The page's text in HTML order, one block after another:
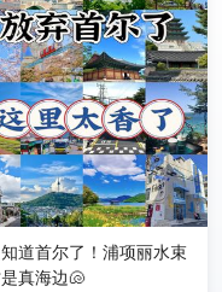
道首尔了！浦项丽水束
真海边🐚